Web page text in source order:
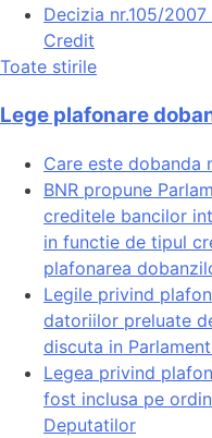
Decizia nr.105/
Credit
Toate stirile
Lege plafonare
Care este dobanda
BNR propune
creditele bancilor
in functie de tipul
plafonarea
Legile privind
datoriilor preluate
discuta in
Legea privind
fost inclusa pe
Deputatilor